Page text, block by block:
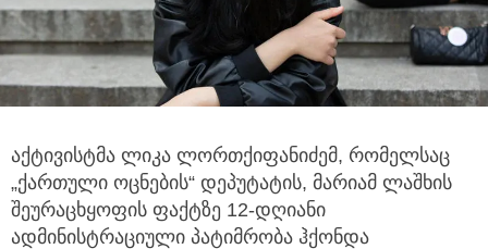
აქტივისტმა ლიკა ლორთქიფანიძემ, რომელსაც
„ქართული ოცნების“ დეპუტატის, მარიამ ლაშხის
შეურაცხყოფის ფაქტზე 12-დღიანი
ადმინისტრაციული პატიმრობა ჰქონდა